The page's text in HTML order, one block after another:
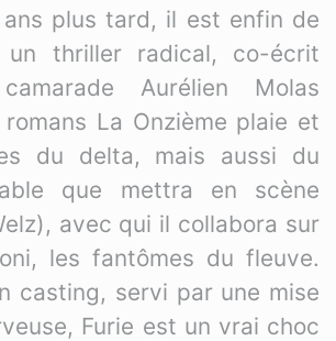
ans plus tard, il est enfin de
un thriller radical, co-écrit
Aurélien Molas
romans La Onzième plaie et
du delta, mais aussi du
que mettra en scène
avec qui il collabora sur
les fantômes du fleuve.
casting, servi par une mise
Furie est un vrai choc